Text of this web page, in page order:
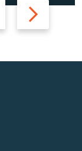
Вперед